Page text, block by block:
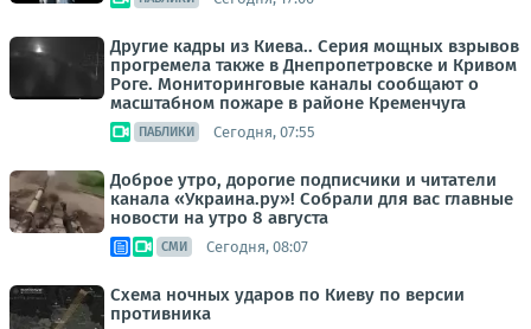
Другие кадры из Киева.. Серия мощных взрывов
прогремела также в Днепропетровске и Кривом
Роге. Мониторинговые каналы сообщают о
масштабном пожаре в районе Кременчуга
ПАБЛИКИ Сегодня, 07:55
Доброе утро, дорогие подписчики и читатели
канала «Украина.ру»! Собрали для вас главные
новости на утро 8 августа
СМИ Сегодня, 08:07
Схема ночных ударов по Киеву по версии
противника